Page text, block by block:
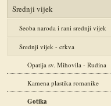
Srednji vijek
Seoba naroda i rani srednji vijek
Srednji vijek - crkva
Opatija sv. Mihovila - Rudina
Kamena plastika romanike
Gotika